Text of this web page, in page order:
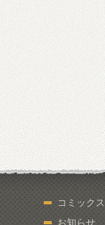
コミックス
お知らせ